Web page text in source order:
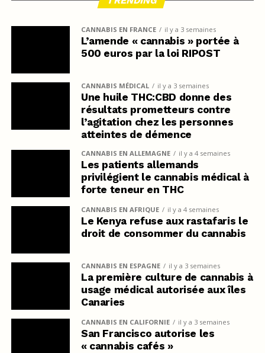
CANNABIS EN FRANCE il y a 3 semaines
L’amende « cannabis » portée à
500 euros par la loi RIPOST
CANNABIS MÉDICAL il y a 3 semaines
Une huile THC:CBD donne des
résultats prometteurs contre
l’agitation chez les personnes
atteintes de démence
CANNABIS EN ALLEMAGNE il y a 4 semaines
Les patients allemands
privilégient le cannabis médical à
forte teneur en THC
CANNABIS EN AFRIQUE il y a 4 semaines
Le Kenya refuse aux rastafaris le
droit de consommer du cannabis
CANNABIS EN ESPAGNE il y a 3 semaines
La première culture de cannabis à
usage médical autorisée aux îles
Canaries
CANNABIS EN CALIFORNIE il y a 3 semaines
San Francisco autorise les
« cannabis cafés »